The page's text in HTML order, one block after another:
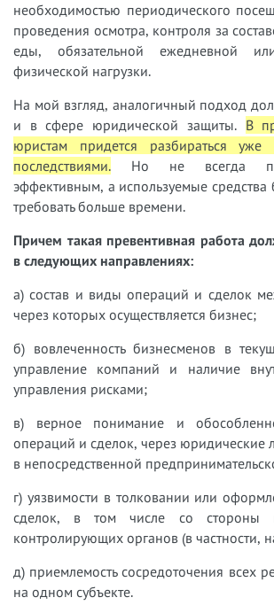
необходимостью периодического
проведения осмотра, контроля за
еды, обязательной ежедневной
физической нагрузки.
На мой взгляд, аналогичный подход
и в сфере юридической защиты. В
юристам придется разбираться уже
последствиями. Но не всегда
эффективным, а используемые средства
требовать больше времени.
Причем такая превентивная работа
в следующих направлениях:
а) состав и виды операций и сделок
через которых осуществляется бизнес;
б) вовлеченность бизнесменов в
управление компаний и наличие
управления рисками;
в) верное понимание и
операций и сделок, через юридические
в непосредственной
г) уязвимости в толковании или
сделок, в том числе со стороны
контролирующих органов (в частности,
д) приемлемость сосредоточения всех
на одном субъекте.